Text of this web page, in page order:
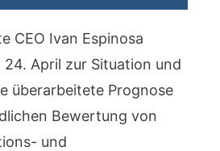
CEO Ivan Espinosa
April zur Situation und
überarbeitete Prognose
Bewertung von
und